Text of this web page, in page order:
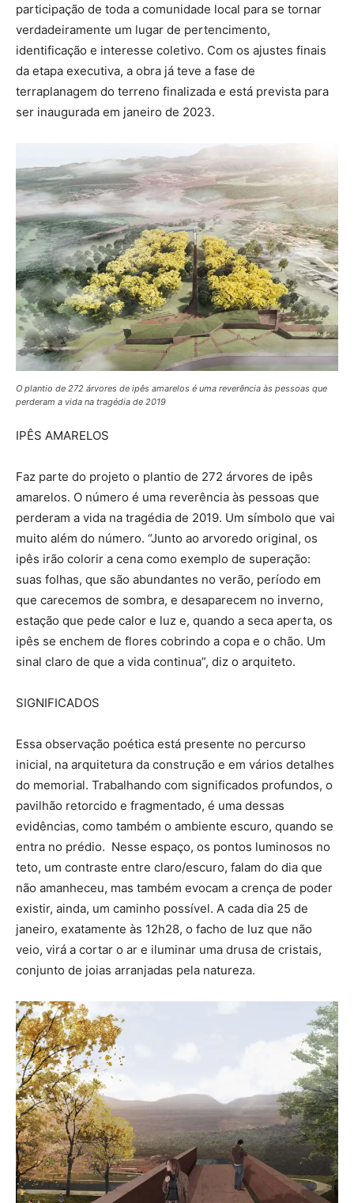
participação de toda a comunidade local para se tornar
verdadeiramente um lugar de pertencimento,
identificação e interesse coletivo. Com os ajustes finais
da etapa executiva, a obra já teve a fase de
terraplanagem do terreno finalizada e está prevista para
ser inaugurada em janeiro de 2023.
O plantio de 272 árvores de ipês amarelos é uma reverência às pessoas que
perderam a vida na tragédia de 2019
IPÊS AMARELOS
Faz parte do projeto o plantio de 272 árvores de ipês
amarelos. O número é uma reverência às pessoas que
perderam a vida na tragédia de 2019. Um símbolo que vai
muito além do número. “Junto ao arvoredo original, os
ipês irão colorir a cena como exemplo de superação:
suas folhas, que são abundantes no verão, período em
que carecemos de sombra, e desaparecem no inverno,
estação que pede calor e luz e, quando a seca aperta, os
ipês se enchem de flores cobrindo a copa e o chão. Um
sinal claro de que a vida continua”, diz o arquiteto.
SIGNIFICADOS
Essa observação poética está presente no percurso
inicial, na arquitetura da construção e em vários detalhes
do memorial. Trabalhando com significados profundos, o
pavilhão retorcido e fragmentado, é uma dessas
evidências, como também o ambiente escuro, quando se
entra no prédio. Nesse espaço, os pontos luminosos no
teto, um contraste entre claro/escuro, falam do dia que
não amanheceu, mas também evocam a crença de poder
existir, ainda, um caminho possível. A cada dia 25 de
janeiro, exatamente às 12h28, o facho de luz que não
veio, virá a cortar o ar e iluminar uma drusa de cristais,
conjunto de joias arranjadas pela natureza.